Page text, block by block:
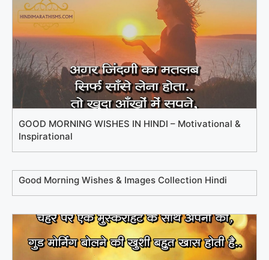
GOOD MORNING WISHES IN HINDI – Motivational &
Inspirational
Good Morning Wishes & Images Collection Hindi